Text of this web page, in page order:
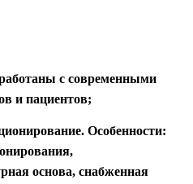
с современными
и пациентов;
Особенности:
основа, снабженная